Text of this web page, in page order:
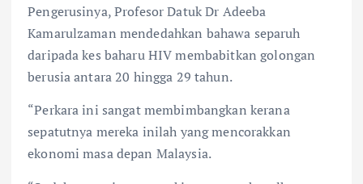
Pengerusinya, Profesor Datuk Dr Adeeba
Kamarulzaman mendedahkan bahawa separuh
daripada kes baharu HIV membabitkan golongan
berusia antara 20 hingga 29 tahun.
“Perkara ini sangat membimbangkan kerana
sepatutnya mereka inilah yang mencorakkan
ekonomi masa depan Malaysia.